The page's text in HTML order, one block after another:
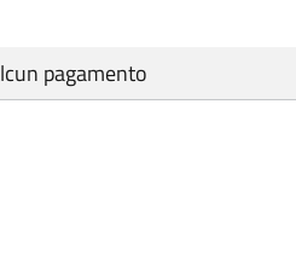
pagamento